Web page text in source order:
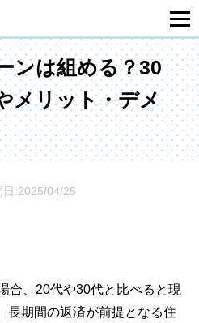
ンは組める？30
メリット・デメ
:2025/04/25
合、20代や30代と比べると現
長期間の返済が前提となる住